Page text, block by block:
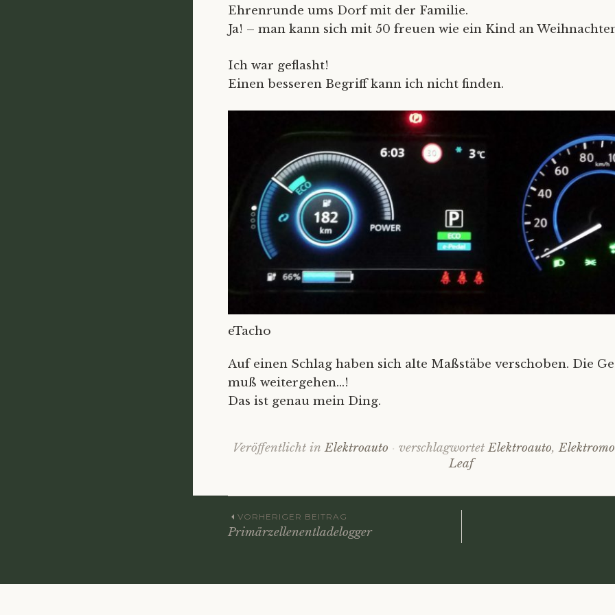
Ehrenrunde ums Dorf mit der Familie.
Ja! – man kann sich mit 50 freuen wie ein Kind an
Ich war geflasht!
Einen besseren Begriff kann ich nicht finden.
eTacho
Auf einen Schlag haben sich alte Maßstäbe verschoben. Die
muß weitergehen…!
Das ist genau mein Ding.
Veröffentlicht inElektroauto verschlagwortetElektroauto,
Leaf
Beitrags-
VORHERIGER BEITRAG
Primärzellenentladelogger